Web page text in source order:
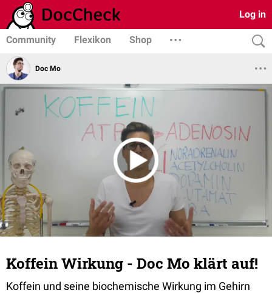
Log in
Community Flexikon Shop
Doc Mo
Koffein Wirkung - Doc Mo klärt auf!
Koffein und seine biochemische Wirkung im Gehirn